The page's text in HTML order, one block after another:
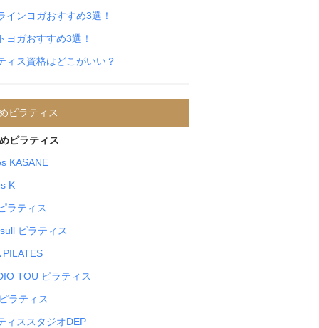
インヨガおすすめ3選！
ヨガおすすめ3選！
ィス資格はどこがいい？
ピラティス
ピラティス
KASANE
K
ラティス
ピラティス
PILATES
TOU ピラティス
ラティス
ィススタジオDEP